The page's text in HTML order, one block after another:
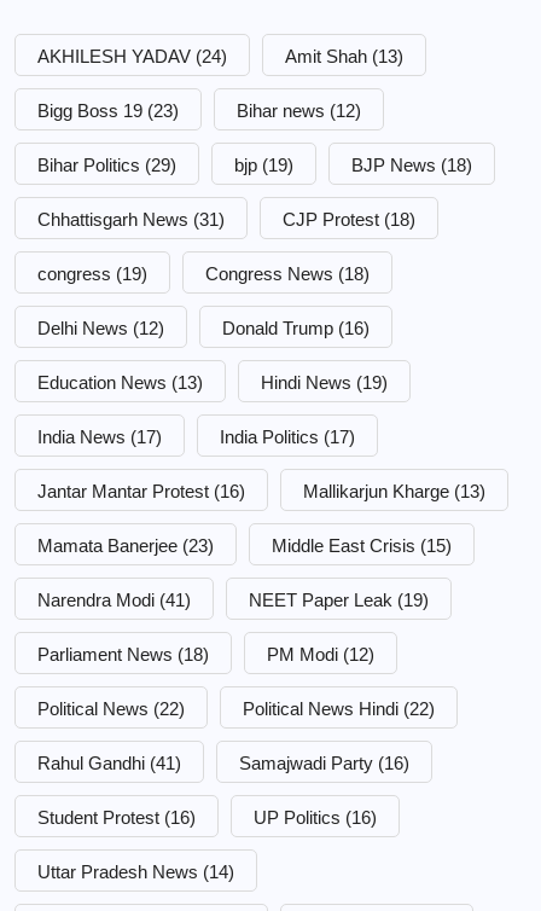
AKHILESH YADAV (24) Amit Shah (13)
Bigg Boss 19 (23) Bihar news (12)
Bihar Politics (29) bjp (19) BJP News (18)
Chhattisgarh News (31) CJP Protest (18)
congress (19) Congress News (18)
Delhi News (12) Donald Trump (16)
Education News (13) Hindi News (19)
India News (17) India Politics (17)
Jantar Mantar Protest (16) Mallikarjun Kharge (13)
Mamata Banerjee (23) Middle East Crisis (15)
Narendra Modi (41) NEET Paper Leak (19)
Parliament News (18) PM Modi (12)
Political News (22) Political News Hindi (22)
Rahul Gandhi (41) Samajwadi Party (16)
Student Protest (16) UP Politics (16)
Uttar Pradesh News (14)